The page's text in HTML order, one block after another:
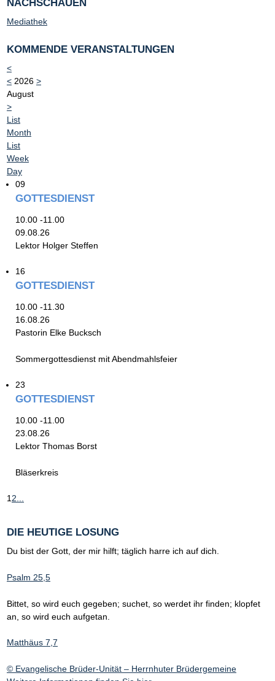
NACHSCHAUEN
Mediathek
KOMMENDE VERANSTALTUNGEN
<
< 2026 >
August
>
List
Month
List
Week
Day
09
GOTTESDIENST
10.00 -11.00
09.08.26
Lektor Holger Steffen
16
GOTTESDIENST
10.00 -11.30
16.08.26
Pastorin Elke Bucksch
Sommergottesdienst mit Abendmahlsfeier
23
GOTTESDIENST
10.00 -11.00
23.08.26
Lektor Thomas Borst
Bläserkreis
12...
DIE HEUTIGE LOSUNG
Du bist der Gott, der mir hilft; täglich harre ich auf dich.
Psalm 25,5
Bittet, so wird euch gegeben; suchet, so werdet ihr finden; klopfet
an, so wird euch aufgetan.
Matthäus 7,7
© Evangelische Brüder-Unität – Herrnhuter Brüdergemeine